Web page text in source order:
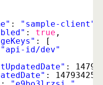
: "sample-client"
: true ,
: [
"api-id/dev"
:
: